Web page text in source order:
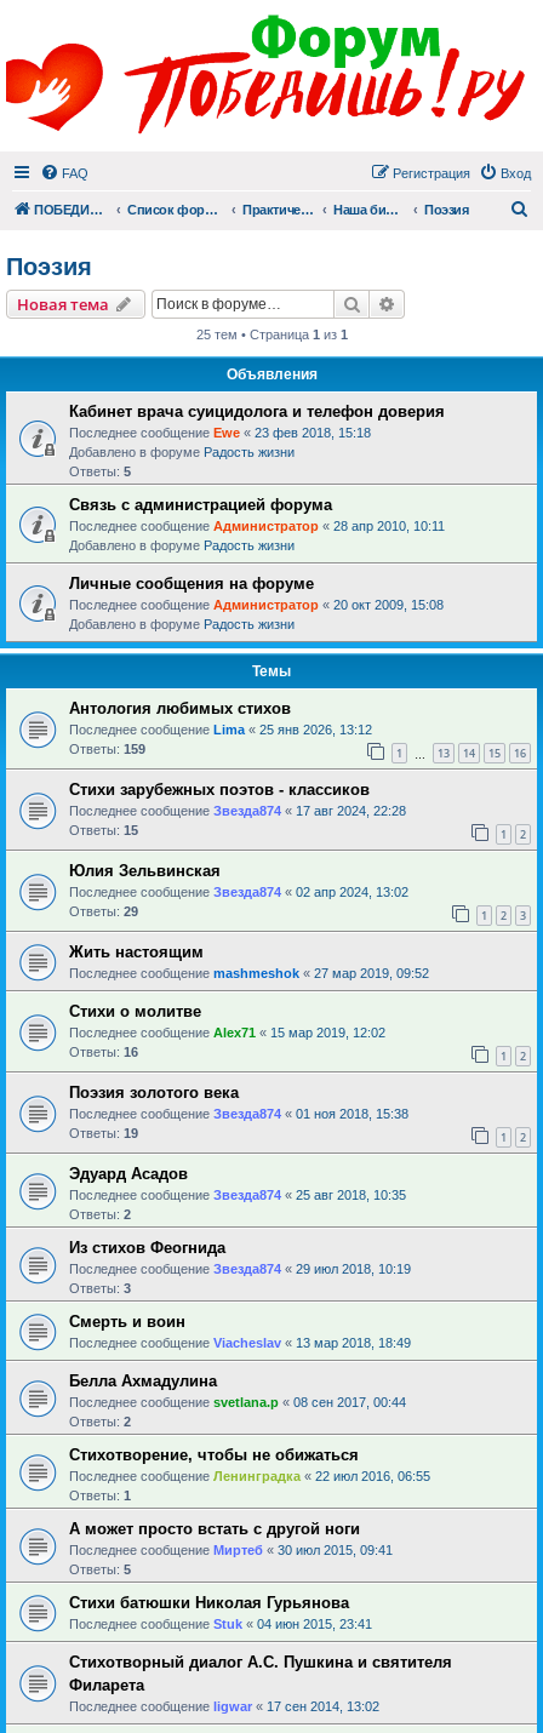
FAQ Вход
Регистрация
ПОБЕДИШЬ.РУ Список форумов Практический раздел Наша библиотека Поэзия
Поэзия
Новая тема Поиск
25 тем • Страница 1 из 1
Объявления
Кабинет врача суицидолога и телефон доверия
Последнее сообщение Ewe « 23 фев 2018, 15:18
Добавлено в форуме Радость жизни
Ответы: 5
Связь с администрацией форума
Последнее сообщение Администратор « 28 апр 2010, 10:11
Добавлено в форуме Радость жизни
Личные сообщения на форуме
Последнее сообщение Администратор « 20 окт 2009, 15:08
Добавлено в форуме Радость жизни
Темы
Антология любимых стихов
Последнее сообщение Lima « 25 янв 2026, 13:12
Ответы: 159 1 13 14 15 16
Стихи зарубежных поэтов - классиков
Последнее сообщение Звезда874 « 17 авг 2024, 22:28
Ответы: 15 1 2
Юлия Зельвинская
Последнее сообщение Звезда874 « 02 апр 2024, 13:02
Ответы: 29 1 2 3
Жить настоящим
Последнее сообщение mashmeshok « 27 мар 2019, 09:52
Стихи о молитве
Последнее сообщение Alex71 « 15 мар 2019, 12:02
Ответы: 16 1 2
Поэзия золотого века
Последнее сообщение Звезда874 « 01 ноя 2018, 15:38
Ответы: 19 1 2
Эдуард Асадов
Последнее сообщение Звезда874 « 25 авг 2018, 10:35
Ответы: 2
Из стихов Феогнида
Последнее сообщение Звезда874 « 29 июл 2018, 10:19
Ответы: 3
Смерть и воин
Последнее сообщение Viacheslav « 13 мар 2018, 18:49
Белла Ахмадулина
Последнее сообщение svetlana.p « 08 сен 2017, 00:44
Ответы: 2
Стихотворение, чтобы не обижаться
Последнее сообщение Ленинградка « 22 июл 2016, 06:55
Ответы: 1
А может просто встать с другой ноги
Последнее сообщение Миртеб « 30 июл 2015, 09:41
Ответы: 5
Стихи батюшки Николая Гурьянова
Последнее сообщение Stuk « 04 июн 2015, 23:41
Стихотворный диалог А.С. Пушкина и святителя
Филарета
Последнее сообщение ligwar « 17 сен 2014, 13:02